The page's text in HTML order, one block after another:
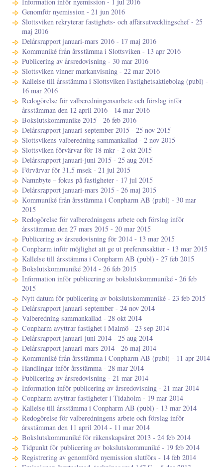
Genomför nyemission - 21 jun 2016
Slottsviken rekryterar fastighets- och affärsutvecklingschef - 25
maj 2016
Delårsrapport januari-mars 2016 - 17 maj 2016
Kommuniké från årsstämma i Slottsviken - 13 apr 2016
Publicering av årsredovisning - 30 mar 2016
Slottsviken vinner markanvisning - 22 mar 2016
Kallelse till årsstämma i Slottsviken Fastighetsaktiebolag (publ) -
16 mar 2016
Redogörelse för valberedningensarbete och förslag inför
årsstämman den 12 april 2016 - 14 mar 2016
Bokslutskommunike 2015 - 26 feb 2016
Delårsrapport januari-september 2015 - 25 nov 2015
Slottsvikens valberedning sammankallad - 2 nov 2015
Slottsviken förvärvar för 18 mkr - 2 okt 2015
Delårsrapport januari-juni 2015 - 25 aug 2015
Förvärvar för 31,5 msek - 21 jul 2015
Namnbyte – fokus på fastigheter - 17 jul 2015
Delårsrapport januari-mars 2015 - 26 maj 2015
Kommuniké från årsstämma i Conpharm AB (publ) - 30 mar
2015
Redogörelse för valberedningens arbete och förslag inför
årsstämman den 27 mars 2015 - 20 mar 2015
Publicering av årsredovisning för 2014 - 13 mar 2015
Conpharm inför möjlighet att ge ut preferensaktier - 13 mar 2015
Kallelse till årsstämma i Conpharm AB (publ) - 27 feb 2015
Bokslutskommuniké 2014 - 26 feb 2015
Information inför publicering av bokslutskommuniké - 26 feb
2015
Nytt datum för publicering av bokslutskommuniké - 23 feb 2015
Delårsrapport januari-september - 24 nov 2014
Valberedning sammankallad - 28 okt 2014
Conpharm avyttrar fastighet i Malmö - 23 sep 2014
Delårsrapport januari-juni 2014 - 25 aug 2014
Delårsrapport januari-mars 2014 - 26 maj 2014
Kommuniké från årsstämma i Conpharm AB (publ) - 11 apr 2014
Handlingar inför årsstämma - 28 mar 2014
Publicering av årsredovisning - 21 mar 2014
Information inför publicering av årsredovisning - 21 mar 2014
Conpharm avyttrar fastigheter i Tidaholm - 19 mar 2014
Kallelse till årsstämma i Conpharm AB (publ) - 13 mar 2014
Redogörelse för valberedningens arbete och förslag inför
årsstämman den 11 april 2014 - 11 mar 2014
Bokslutskommuniké för räkenskapsåret 2013 - 24 feb 2014
Tidpunkt för publicering av bokslutskommuniké - 19 feb 2014
Registrering av genomförd nyemission slutförs - 14 feb 2014